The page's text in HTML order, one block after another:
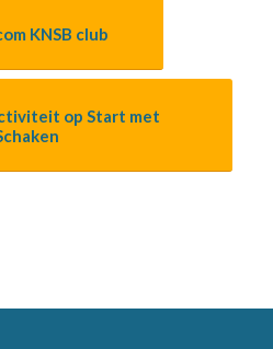
KNSB club
op Start met